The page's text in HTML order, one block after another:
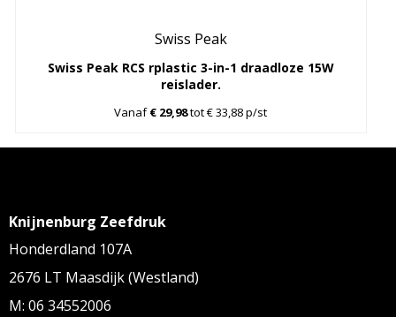
Swiss Peak
Swiss Peak RCS rplastic 3-in-1 draadloze 15W
reislader.
Vanaf€ 29,98tot € 33,88 p/st
Knijnenburg Zeefdruk
Honderdland 107A
2676 LT Maasdijk (Westland)
M: 06 34552006